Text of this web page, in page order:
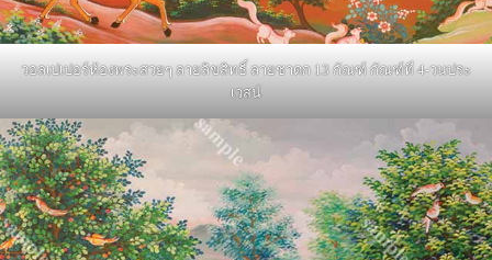
วอลเปเปอร์ห้องพระสวยๆ ลายลิขสิทธิ์ ลายชาดก 13 กัณฑ์ กัณฑ์ที่ 4-วนประ
เวสน์